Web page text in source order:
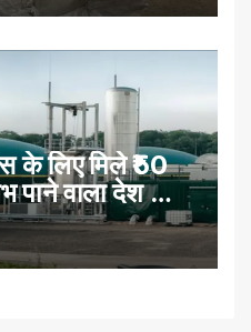
के लिए मिले ₹50
पाने वाला देश का